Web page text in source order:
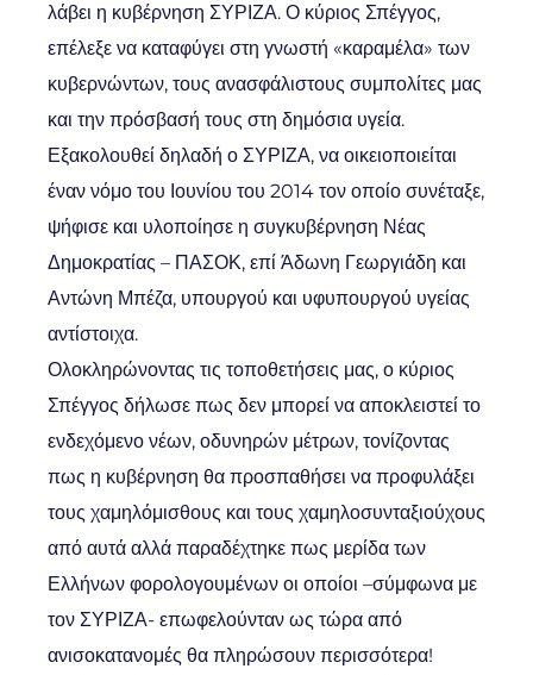
λάβει η κυβέρνηση ΣΥΡΙΖΑ. Ο κύριος Σπέγγος,
επέλεξε να καταφύγει στη γνωστή «καραμέλα» των
κυβερνώντων, τους ανασφάλιστους συμπολίτες μας
και την πρόσβασή τους στη δημόσια υγεία.
Εξακολουθεί δηλαδή ο ΣΥΡΙΖΑ, να οικειοποιείται
έναν νόμο του Ιουνίου του 2014 τον οποίο συνέταξε,
ψήφισε και υλοποίησε η συγκυβέρνηση Νέας
Δημοκρατίας – ΠΑΣΟΚ, επί Άδωνη Γεωργιάδη και
Αντώνη Μπέζα, υπουργού και υφυπουργού υγείας
αντίστοιχα.
Ολοκληρώνοντας τις τοποθετήσεις μας, ο κύριος
Σπέγγος δήλωσε πως δεν μπορεί να αποκλειστεί το
ενδεχόμενο νέων, οδυνηρών μέτρων, τονίζοντας
πως η κυβέρνηση θα προσπαθήσει να προφυλάξει
τους χαμηλόμισθους και τους χαμηλοσυνταξιούχους
από αυτά αλλά παραδέχτηκε πως μερίδα των
Ελλήνων φορολογουμένων οι οποίοι –σύμφωνα με
τον ΣΥΡΙΖΑ- επωφελούνταν ως τώρα από
ανισοκατανομές θα πληρώσουν περισσότερα!